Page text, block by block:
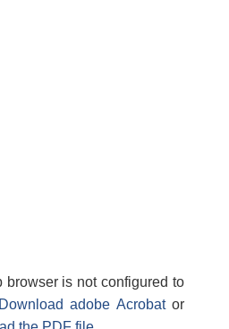
browser is not configured to
Download adobe Acrobat or